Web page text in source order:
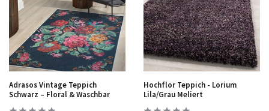
Adrasos Vintage Teppich
Schwarz – Floral & Waschbar
Hochflor Teppich - Lorium
Lila/Grau Meliert